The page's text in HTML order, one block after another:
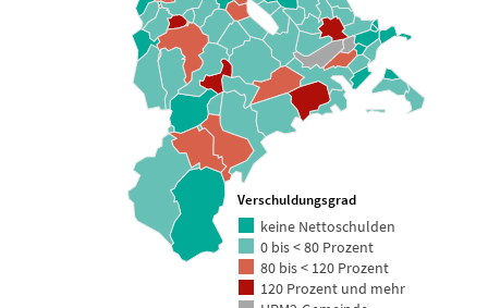
keine Nettoschulden
0 bis < 80 Prozent
80 bis < 120 Prozent
120 Prozent und mehr
Verschuldungsgrad